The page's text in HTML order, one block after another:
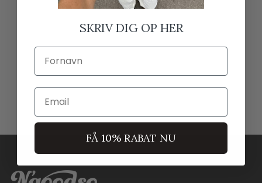
SKRIV DIG OP HER
Fornavn
Email
FÅ 10% RABAT NU